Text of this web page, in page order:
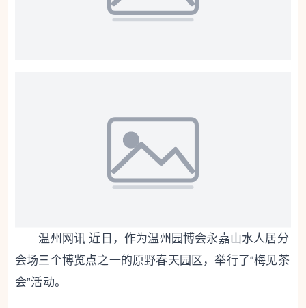
温州网讯 近日，作为温州园博会永嘉山水人居分
会场三个博览点之一的原野春天园区，举行了“梅见茶
会”活动。